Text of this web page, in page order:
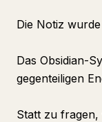
Die Notiz
Das Obsidian-
gegenteiligen
Statt zu fragen,